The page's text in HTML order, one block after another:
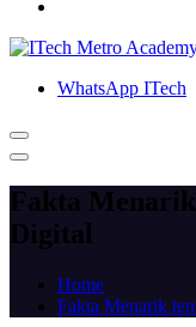
WhatsApp ITech
Fakta
Digital
Home
Fakta Menarik